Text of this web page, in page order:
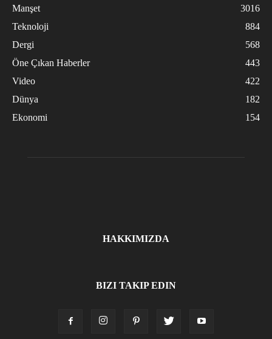
Manşet
3016
Teknoloji
884
Dergi
568
Öne Çıkan Haberler
443
Video
422
Dünya
182
Ekonomi
154
HAKKIMIZDA
BIZI TAKIP EDIN